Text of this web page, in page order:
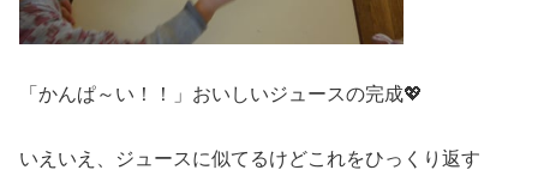
「かんぱ～い！！」おいしいジュースの完成💖
いえいえ、ジュースに似てるけどこれをひっくり返す